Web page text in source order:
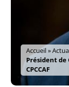
Accueil»
Président de
CPCCAF